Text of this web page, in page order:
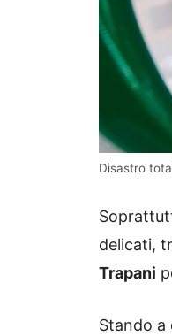
Disastro
delicati,
Trapani
Stando a